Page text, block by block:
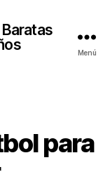
Menú
para